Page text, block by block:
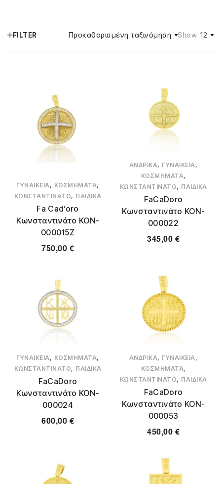
FILTER Προκαθορισμένη ταξινόμηση Show 12
ΓΥΝΑΙΚΕΊΑ, ΚΟΣΜΉΜΑΤΑ,
ΚΩΝΣΤΑΝΤΙΝΆΤΟ, ΠΑΙΔΙΚΆ
Fa Cad’oro
Κωνσταντινάτο KON-
000015Z
750,00 €
ΑΝΔΡΙΚΆ, ΓΥΝΑΙΚΕΊΑ,
ΚΟΣΜΉΜΑΤΑ,
ΚΩΝΣΤΑΝΤΙΝΆΤΟ, ΠΑΙΔΙΚΆ
FaCaDoro
Κωνσταντινάτο KON-
000022
345,00 €
ΓΥΝΑΙΚΕΊΑ, ΚΟΣΜΉΜΑΤΑ,
ΚΩΝΣΤΑΝΤΙΝΆΤΟ, ΠΑΙΔΙΚΆ
FaCaDoro
Κωνσταντινάτο KON-
000024
600,00 €
ΑΝΔΡΙΚΆ, ΓΥΝΑΙΚΕΊΑ,
ΚΟΣΜΉΜΑΤΑ,
ΚΩΝΣΤΑΝΤΙΝΆΤΟ, ΠΑΙΔΙΚΆ
FaCaDoro
Κωνσταντινάτο KON-
000053
450,00 €